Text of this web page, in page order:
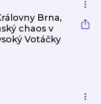
Brna,
chaos v
Votáčky